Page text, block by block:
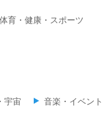
体育・健康・スポーツ
宇宙 音楽・イベント